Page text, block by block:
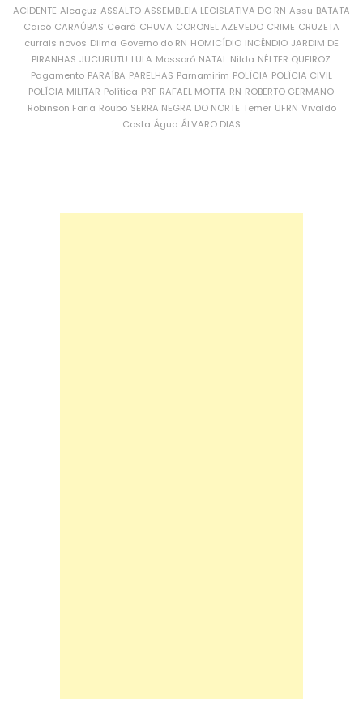
ACIDENTE Alcaçuz ASSALTO ASSEMBLEIA LEGISLATIVA DO RN Assu BATATA
Caicó CARAÚBAS Ceará CHUVA CORONEL AZEVEDO CRIME CRUZETA
currais novos Dilma Governo do RN HOMICÍDIO INCÊNDIO JARDIM DE
PIRANHAS JUCURUTU LULA Mossoró NATAL Nilda NÉLTER QUEIROZ
Pagamento PARAÍBA PARELHAS Parnamirim POLÍCIA POLÍCIA CIVIL
POLÍCIA MILITAR Política PRF RAFAEL MOTTA RN ROBERTO GERMANO
Robinson Faria Roubo SERRA NEGRA DO NORTE Temer UFRN Vivaldo
Costa Água ÁLVARO DIAS